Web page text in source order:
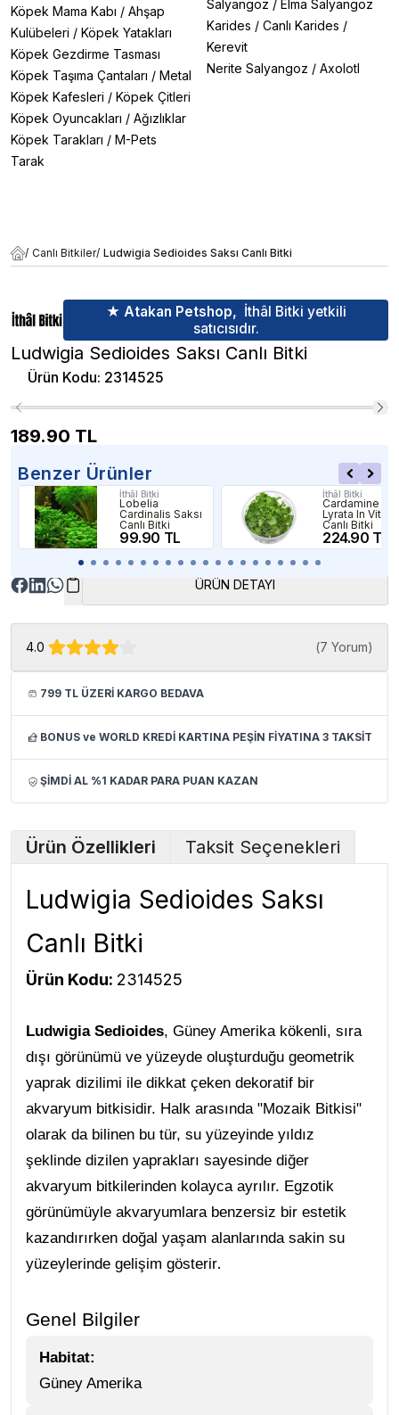
Köpek Mama Kabı / Ahşap
Kulübeleri / Köpek Yatakları
Köpek Gezdirme Tasması
Köpek Taşıma Çantaları / Metal
Köpek Kafesleri / Köpek Çitleri
Köpek Oyuncakları / Ağızlıklar
Köpek Tarakları / M-Pets
Tarak
Salyangoz / Elma Salyangoz
Karides / Canlı Karides /
Kerevit
Nerite Salyangoz / Axolotl
/ Canlı Bitkiler/ Ludwigia Sedioides Saksı Canlı Bitki
★ Atakan Petshop, İthâl Bitki yetkili
satıcısıdır.
Ludwigia Sedioides Saksı Canlı Bitki
Ürün Kodu: 2314525
189.90 TL
Benzer Ürünler
İthâl Bitki
Lobelia
Cardinalis Saksı
Canlı Bitki
99.90 TL
İthâl Bitki
Cardamine
Lyrata In Vitro
Canlı Bitki
224.90 TL
ÜRÜN DETAYI
4.0 (7 Yorum)
799 TL ÜZERİ KARGO BEDAVA
BONUS ve WORLD KREDİ KARTINA PEŞİN FİYATINA 3 TAKSİT
ŞİMDİ AL %1 KADAR PARA PUAN KAZAN
Ürün Özellikleri Taksit Seçenekleri
Ludwigia Sedioides Saksı
Canlı Bitki
Ürün Kodu: 2314525
Ludwigia Sedioides, Güney Amerika kökenli, sıra
dışı görünümü ve yüzeyde oluşturduğu geometrik
yaprak dizilimi ile dikkat çeken dekoratif bir
akvaryum bitkisidir. Halk arasında "Mozaik Bitkisi"
olarak da bilinen bu tür, su yüzeyinde yıldız
şeklinde dizilen yaprakları sayesinde diğer
akvaryum bitkilerinden kolayca ayrılır. Egzotik
görünümüyle akvaryumlara benzersiz bir estetik
kazandırırken doğal yaşam alanlarında sakin su
yüzeylerinde gelişim gösterir.
Genel Bilgiler
Habitat:
Güney Amerika